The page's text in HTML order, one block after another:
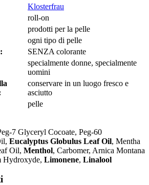
Klosterfrau
roll-on
prodotti per la pelle
ogni tipo di pelle
SENZA colorante
specialmente donne, specialmente
uomini
conservare in un luogo fresco e
asciutto
pelle
7 Glyceryl Cocoate, Peg-60
Eucalyptus Globulus Leaf Oil, Mentha
Oil, Menthol, Carbomer, Arnica Montana
Hydroxyde, Limonene, Linalool